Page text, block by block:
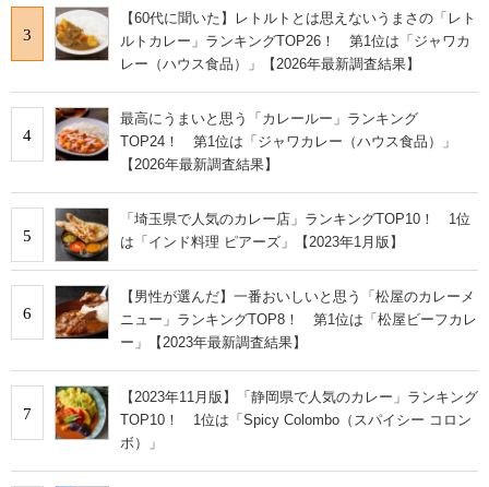
3
【60代に聞いた】レトルトとは思えないうまさの「レト
ルトカレー」ランキングTOP26！ 第1位は「ジャワカ
レー（ハウス食品）」【2026年最新調査結果】
4
最高にうまいと思う「カレールー」ランキング
TOP24！ 第1位は「ジャワカレー（ハウス食品）」
【2026年最新調査結果】
5
「埼玉県で人気のカレー店」ランキングTOP10！ 1位
は「インド料理 ピアーズ」【2023年1月版】
6
【男性が選んだ】一番おいしいと思う「松屋のカレーメ
ニュー」ランキングTOP8！ 第1位は「松屋ビーフカレ
ー」【2023年最新調査結果】
7
【2023年11月版】「静岡県で人気のカレー」ランキング
TOP10！ 1位は「Spicy Colombo（スパイシー コロン
ボ）」